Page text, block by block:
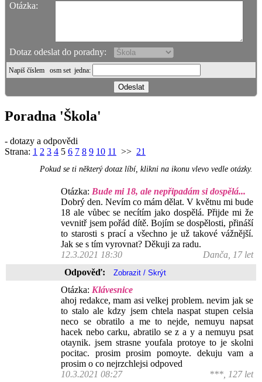
Otázka:
Dotaz odeslat do poradny:
Napiš číslem osm set jedna:
Poradna 'Škola'
- dotazy a odpovědi
Strana: 1 2 3 4 5 6 7 8 9 10 11 >> 21
Pokud se ti některý dotaz líbí, klikni na ikonu vlevo vedle otázky.
Otázka: Bude mi 18, ale nepřipadám si dospělá...
Dobrý den. Nevím co mám dělat. V květnu mi bude
18 ale vůbec se necítím jako dospělá. Přijde mi že
vevnitř jsem pořád dítě. Bojím se dospělosti, přináší
to starosti s prací a všechno je už takové vážnější.
Jak se s tím vyrovnat? Děkuji za radu.
12.3.2021 18:30
Danča, 17 let
Odpověď:
Otázka: Klávesnice
ahoj redakce, mam asi velkej problem. nevim jak se
to stalo ale kdzy jsem chtela naspat stupen celsia
neco se obratilo a me to nejde, nemuyu napsat
hacek nebo carku, abratilo se z a y a nemuyu psat
otaynik. jsem strasne youfala protoye to je skolni
pocitac. prosim prosim pomoyte. dekuju vam a
prosim o co nejrzchlejsi odpoved
10.3.2021 08:27
***, 127 let